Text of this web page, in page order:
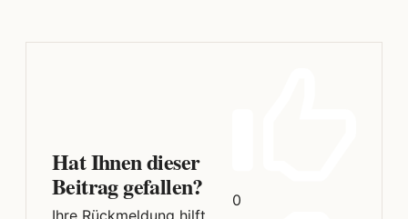
Hat Ihnen dieser
Beitrag gefallen?
Ihre Rückmeldung hilft
0